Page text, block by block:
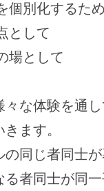
個別化するた
として
場として
々な体験を通
ます。
の同じ者同士
る者同士が同